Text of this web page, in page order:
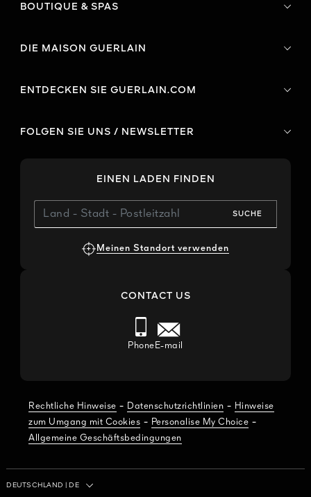
BOUTIQUE & SPAS
DIE MAISON GUERLAIN
ENTDECKEN SIE GUERLAIN.COM
FOLGEN SIE UNS / NEWSLETTER
EINEN LADEN FINDEN
SUCHE
Meinen Standort verwenden
CONTACT US
Phone E-mail
Rechtliche Hinweise - Datenschutzrichtlinien - Hinweise
zum Umgang mit Cookies - Personalise My Choice -
Allgemeine Geschäftsbedingungen
Land / Region
DEUTSCHLAND DE